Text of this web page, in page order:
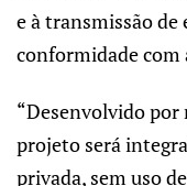
e à transmissão
conformidade com
“Desenvolvido por
projeto será
privada, sem uso